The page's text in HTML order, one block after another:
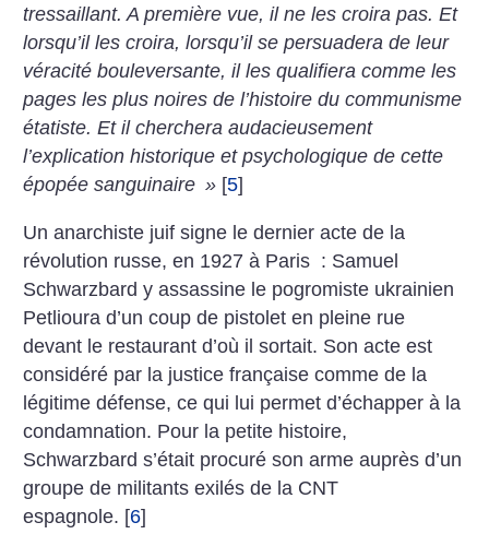
tressaillant. A première vue, il ne les croira pas. Et
lorsqu’il les croira, lorsqu’il se persuadera de leur
véracité bouleversante, il les qualifiera comme les
pages les plus noires de l’histoire du communisme
étatiste. Et il cherchera audacieusement
l’explication historique et psychologique de cette
épopée sanguinaire » [5]
Un anarchiste juif signe le dernier acte de la
révolution russe, en 1927 à Paris : Samuel
Schwarzbard y assassine le pogromiste ukrainien
Petlioura d’un coup de pistolet en pleine rue
devant le restaurant d’où il sortait. Son acte est
considéré par la justice française comme de la
légitime défense, ce qui lui permet d’échapper à la
condamnation. Pour la petite histoire,
Schwarzbard s’était procuré son arme auprès d’un
groupe de militants exilés de la CNT
espagnole. [6]